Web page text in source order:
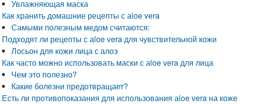
Увлажняющая маска
Как хранить домашние рецепты с аloe vera
Самыми полезным медом считаются:
Подходят ли рецепты с аloe vera для чувствительной кожи
Лосьон для кожи лица с алоэ
Как часто можно использовать маски с аloe vera для лица
Чем это полезно?
Какие болезни предотвращает?
Есть ли противопоказания для использования аloe vera на коже